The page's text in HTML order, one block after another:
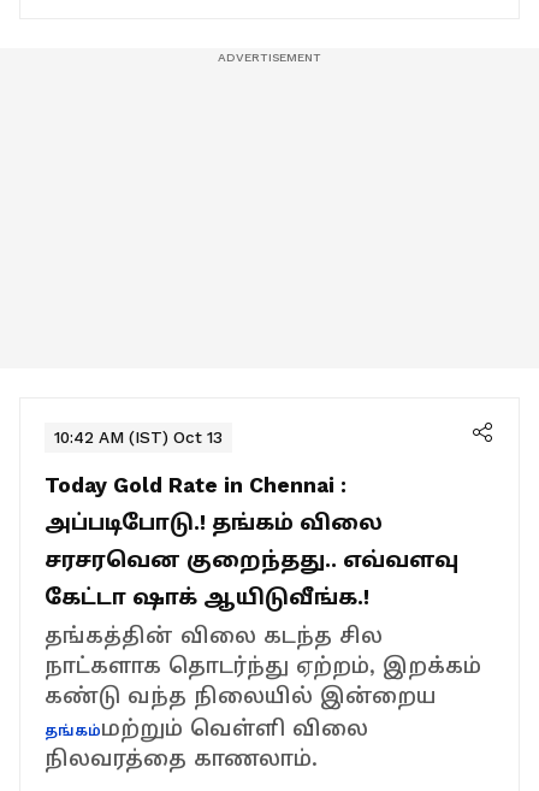
10:42 AM (IST) Oct 13
Today Gold Rate in Chennai :
அப்படிபோடு.! தங்கம் விலை
சரசரவென குறைந்தது.. எவ்வளவு
கேட்டா ஷாக் ஆயிடுவீங்க.!
தங்கத்தின் விலை கடந்த சில
நாட்களாக தொடர்ந்து ஏற்றம், இறக்கம்
கண்டு வந்த நிலையில் இன்றைய
தங்கம்மற்றும் வெள்ளி விலை
நிலவரத்தை காணலாம்.